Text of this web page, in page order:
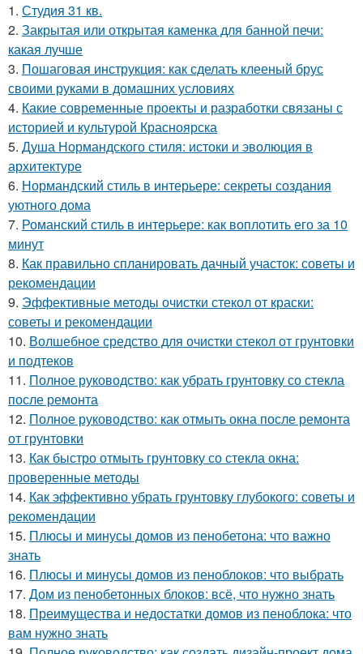
1. Студия 31 кв.
2. Закрытая или открытая каменка для банной печи:
какая лучше
3. Пошаговая инструкция: как сделать клееный брус
своими руками в домашних условиях
4. Какие современные проекты и разработки связаны с
историей и культурой Красноярска
5. Душа Нормандского стиля: истоки и эволюция в
архитектуре
6. Нормандский стиль в интерьере: секреты создания
уютного дома
7. Романский стиль в интерьере: как воплотить его за 10
минут
8. Как правильно спланировать дачный участок: советы и
рекомендации
9. Эффективные методы очистки стекол от краски:
советы и рекомендации
10. Волшебное средство для очистки стекол от грунтовки
и подтеков
11. Полное руководство: как убрать грунтовку со стекла
после ремонта
12. Полное руководство: как отмыть окна после ремонта
от грунтовки
13. Как быстро отмыть грунтовку со стекла окна:
проверенные методы
14. Как эффективно убрать грунтовку глубокого: советы и
рекомендации
15. Плюсы и минусы домов из пенобетона: что важно
знать
16. Плюсы и минусы домов из пеноблоков: что выбрать
17. Дом из пенобетонных блоков: всё, что нужно знать
18. Преимущества и недостатки домов из пеноблока: что
вам нужно знать